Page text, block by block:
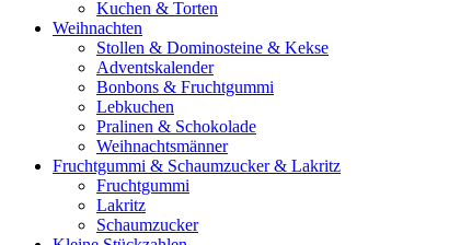
Kuchen & Torten
Weihnachten
Stollen & Dominosteine & Kekse
Adventskalender
Bonbons & Fruchtgummi
Lebkuchen
Pralinen & Schokolade
Weihnachtsmänner
Fruchtgummi & Schaumzucker & Lakritz
Fruchtgummi
Lakritz
Schaumzucker